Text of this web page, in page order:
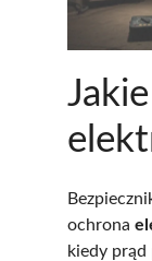
ochrona
kiedy prąd